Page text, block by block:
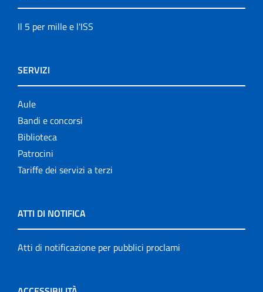
Il 5 per mille e l'ISS
SERVIZI
Aule
Bandi e concorsi
Biblioteca
Patrocini
Tariffe dei servizi a terzi
ATTI DI NOTIFICA
Atti di notificazione per pubblici proclami